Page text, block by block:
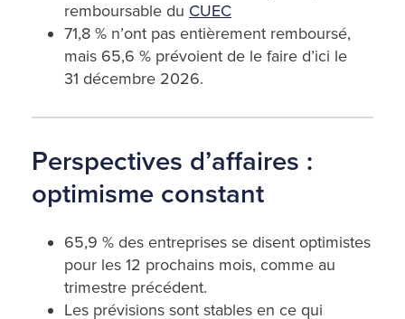
remboursable du CUEC
71,8 % n’ont pas entièrement remboursé,
mais 65,6 % prévoient de le faire d’ici le
31 décembre 2026.
Perspectives d’affaires :
optimisme constant
65,9 % des entreprises se disent optimistes
pour les 12 prochains mois, comme au
trimestre précédent.
Les prévisions sont stables en ce qui